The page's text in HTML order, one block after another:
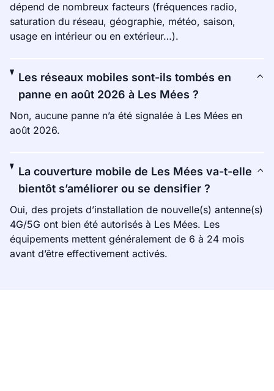
dépend de nombreux facteurs (fréquences radio,
saturation du réseau, géographie, météo, saison,
usage en intérieur ou en extérieur…).
Les réseaux mobiles sont-ils tombés en
panne en août 2026 à Les Mées ?
Non, aucune panne n’a été signalée à Les Mées en
août 2026.
La couverture mobile de Les Mées va-t-elle
bientôt s’améliorer ou se densifier ?
Oui, des projets d’installation de nouvelle(s) antenne(s)
4G/5G ont bien été autorisés à Les Mées. Les
équipements mettent généralement de 6 à 24 mois
avant d’être effectivement activés.